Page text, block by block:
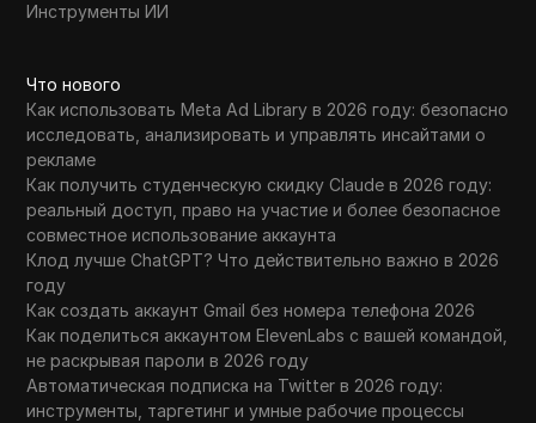
Инструменты ИИ
Что нового
Как использовать Meta Ad Library в 2026 году: безопасно
исследовать, анализировать и управлять инсайтами о
рекламе
Как получить студенческую скидку Claude в 2026 году:
реальный доступ, право на участие и более безопасное
совместное использование аккаунта
Клод лучше ChatGPT? Что действительно важно в 2026
году
Как создать аккаунт Gmail без номера телефона 2026
Как поделиться аккаунтом ElevenLabs с вашей командой,
не раскрывая пароли в 2026 году
Автоматическая подписка на Twitter в 2026 году:
инструменты, таргетинг и умные рабочие процессы